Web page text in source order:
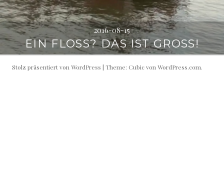
2016-08-15
EIN FLOSS? DAS IST GROSS!
Stolz präsentiert von WordPress | Theme: Cubic von WordPress.com.